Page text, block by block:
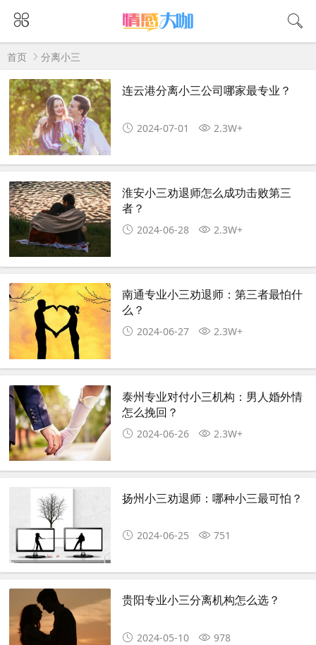
首页 分离小三
连云港分离小三公司哪家最专业？
2024-07-01 2.3W+
淮安小三劝退师怎么成功击败第三
者？
2024-06-28 2.3W+
南通专业小三劝退师：第三者最怕什
么？
2024-06-27 2.3W+
泰州专业对付小三机构：男人婚外情
怎么挽回？
2024-06-26 2.3W+
扬州小三劝退师：哪种小三最可怕？
2024-06-25 751
贵阳专业小三分离机构怎么选？
2024-05-10 978